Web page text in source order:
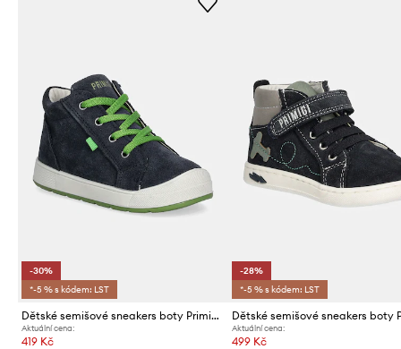
-30%
*-5 % s kódem: LST
Dětské semišové sneakers boty Primigi
Aktuální cena:
419 Kč
-28%
*-5 % s kódem: LST
Aktuální cena:
499 Kč